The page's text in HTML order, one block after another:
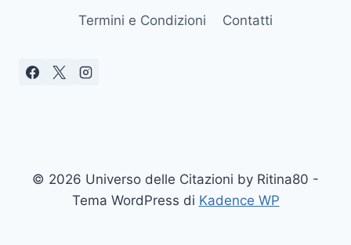
Termini e Condizioni
Contatti
© 2026 Universo delle Citazioni by Ritina80 -
Tema WordPress di Kadence WP